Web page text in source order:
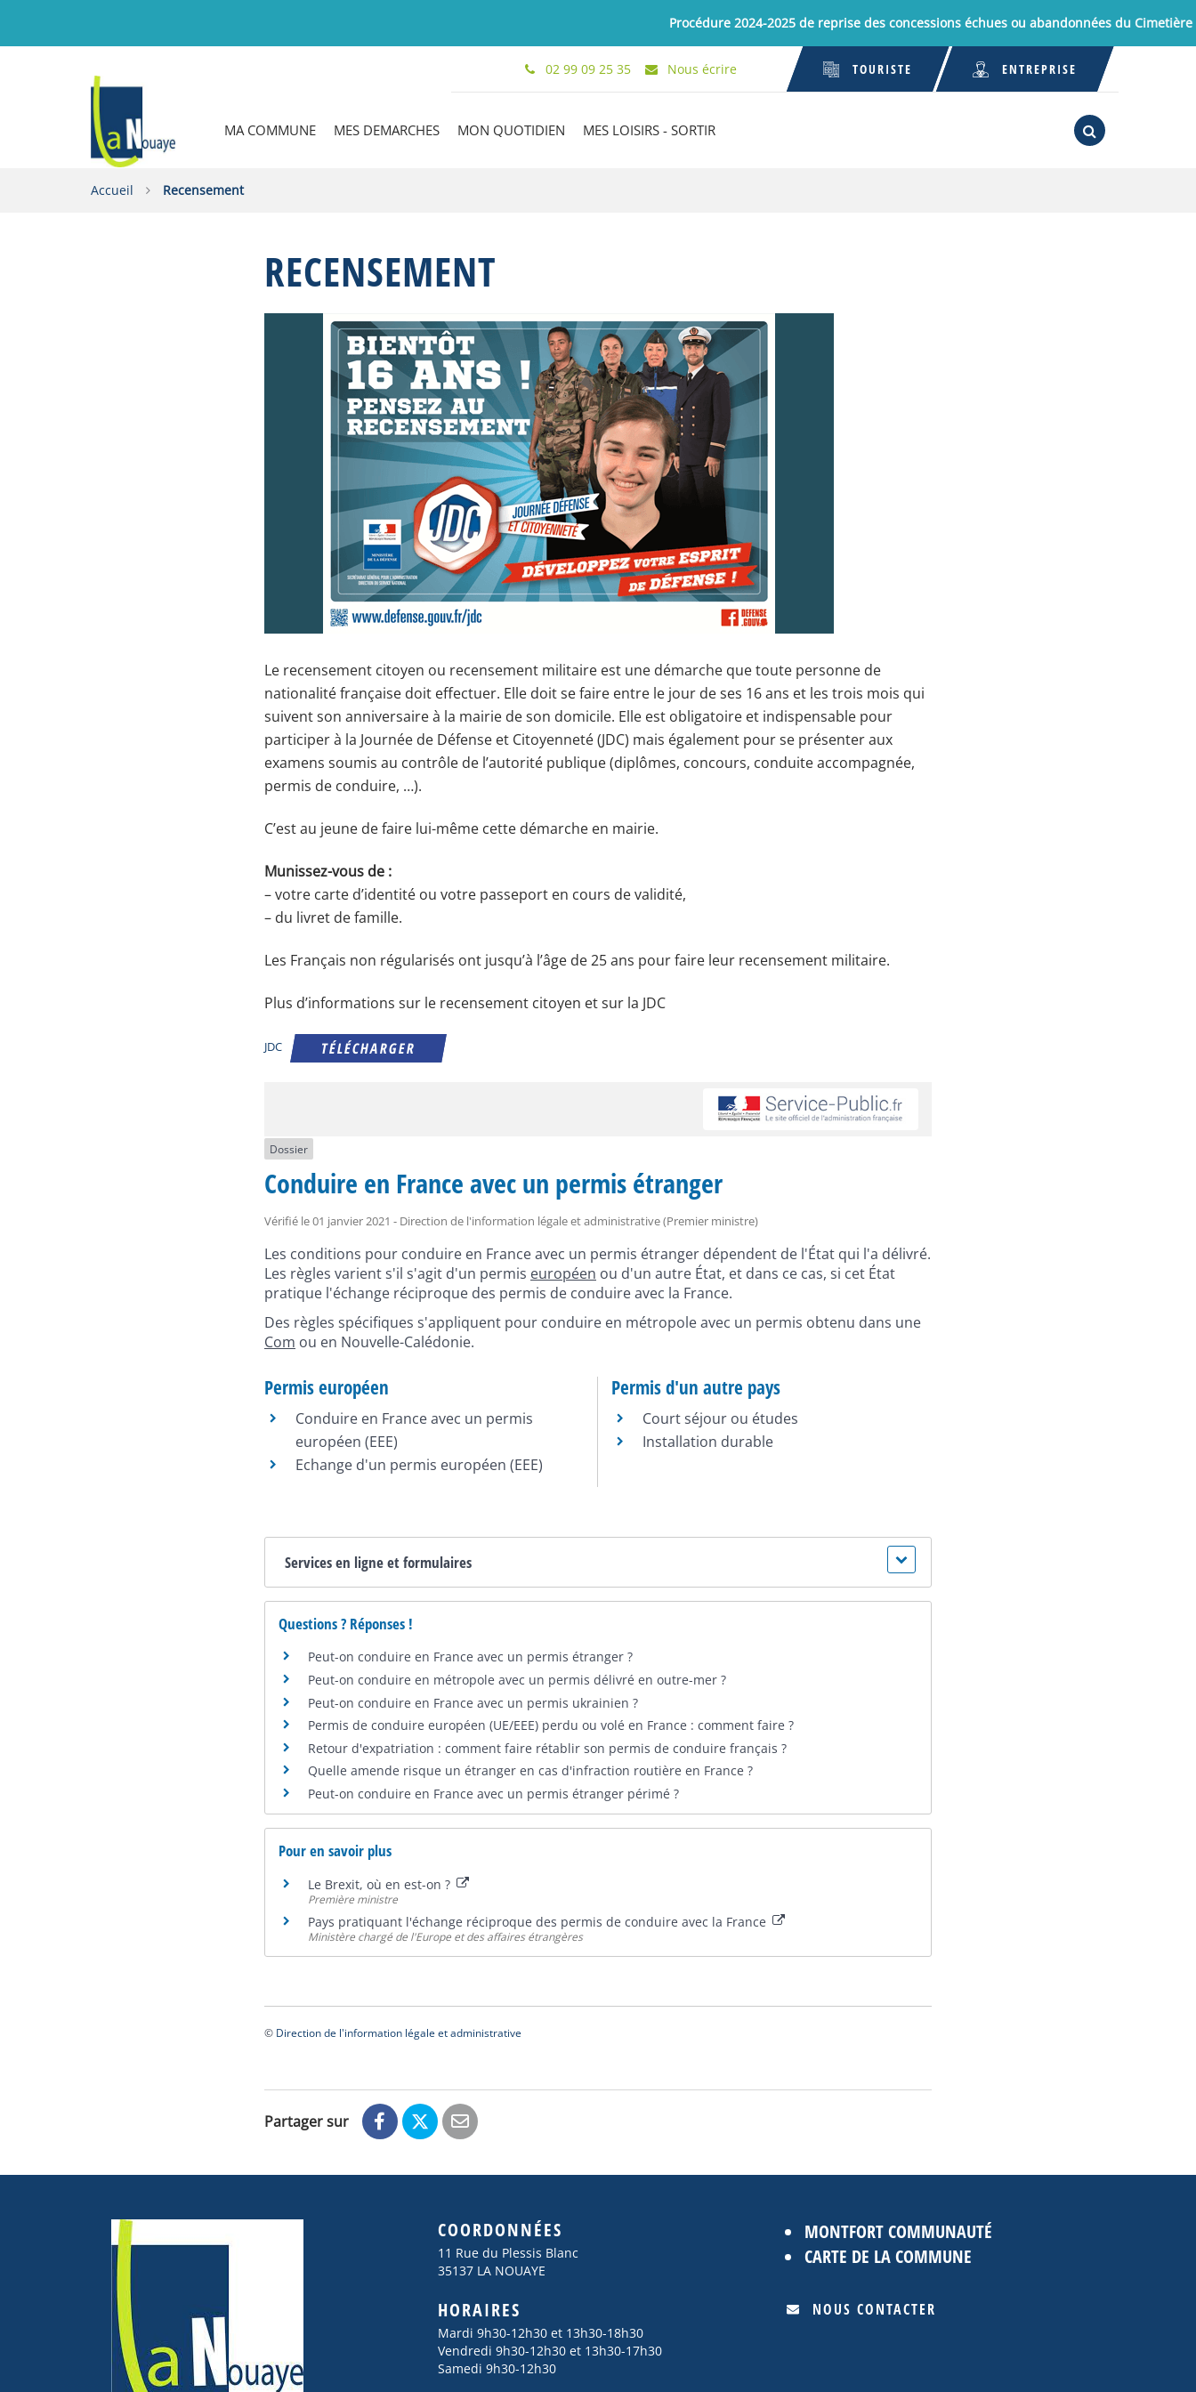
Procédure 2024-2025 de reprise des concessions échues ou abandonnées du Cimetière de
02 99 09 25 35 Nous écrire TOURISTE ENTREPRISE
MA COMMUNE MES DEMARCHES MON QUOTIDIEN MES LOISIRS - SORTIR RECHERCHE
Accueil Recensement
RECENSEMENT
Le recensement citoyen ou recensement militaire est une démarche que toute personne de
nationalité française doit effectuer. Elle doit se faire entre le jour de ses 16 ans et les trois mois qui
suivent son anniversaire à la mairie de son domicile. Elle est obligatoire et indispensable pour
participer à la Journée de Défense et Citoyenneté (JDC) mais également pour se présenter aux
examens soumis au contrôle de l’autorité publique (diplômes, concours, conduite accompagnée,
permis de conduire, …).
C’est au jeune de faire lui-même cette démarche en mairie.
Munissez-vous de :
– votre carte d’identité ou votre passeport en cours de validité,
– du livret de famille.
Les Français non régularisés ont jusqu’à l’âge de 25 ans pour faire leur recensement militaire.
Plus d’informations sur le recensement citoyen et sur la JDC
JDC TÉLÉCHARGER
Dossier
Conduire en France avec un permis étranger
Vérifié le 01 janvier 2021 - Direction de l'information légale et administrative (Premier ministre)
Les conditions pour conduire en France avec un permis étranger dépendent de l'État qui l'a délivré.
Les règles varient s'il s'agit d'un permis européen ou d'un autre État, et dans ce cas, si cet État
pratique l'échange réciproque des permis de conduire avec la France.
Des règles spécifiques s'appliquent pour conduire en métropole avec un permis obtenu dans une
Com ou en Nouvelle-Calédonie.
Permis européen
Conduire en France avec un permis
européen (EEE)
Echange d'un permis européen (EEE)
Permis d'un autre pays
Court séjour ou études
Installation durable
Services en ligne et formulaires
Questions ? Réponses !
Peut-on conduire en France avec un permis étranger ?
Peut-on conduire en métropole avec un permis délivré en outre-mer ?
Peut-on conduire en France avec un permis ukrainien ?
Permis de conduire européen (UE/EEE) perdu ou volé en France : comment faire ?
Retour d'expatriation : comment faire rétablir son permis de conduire français ?
Quelle amende risque un étranger en cas d'infraction routière en France ?
Peut-on conduire en France avec un permis étranger périmé ?
Pour en savoir plus
Le Brexit, où en est-on ?
Première ministre
Pays pratiquant l'échange réciproque des permis de conduire avec la France
Ministère chargé de l'Europe et des affaires étrangères
© Direction de l'information légale et administrative
Partager sur
COORDONNÉES
11 Rue du Plessis Blanc
35137 LA NOUAYE
HORAIRES
Mardi 9h30-12h30 et 13h30-18h30
Vendredi 9h30-12h30 et 13h30-17h30
Samedi 9h30-12h30
MONTFORT COMMUNAUTÉ
CARTE DE LA COMMUNE
NOUS CONTACTER